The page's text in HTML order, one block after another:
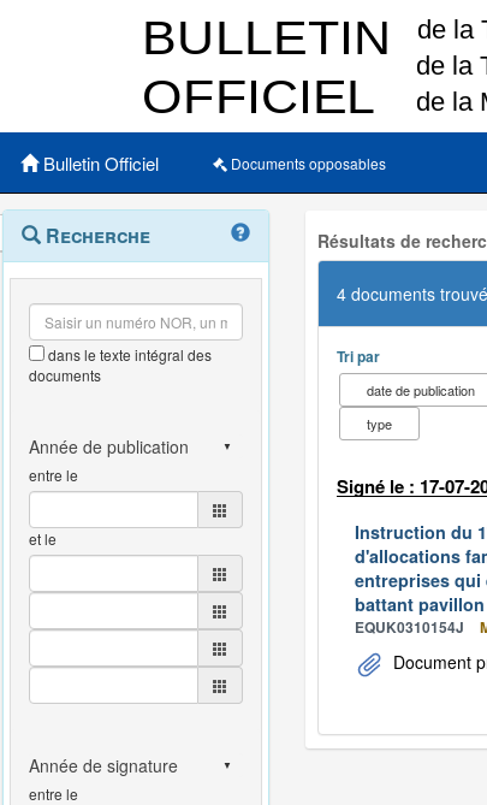
Bulletin Officiel Documents opposables
Navigation
et
outils
annexes
Menu
contextuel
Recherche
dans le texte intégral des
documents
entre le
et le
entre le
Résultats de
4 documents
Tri par
date de publication
type
Signé le : 17-07-
Instruction du
d'allocations
entreprises qui
battant
EQUK0310154J
Document